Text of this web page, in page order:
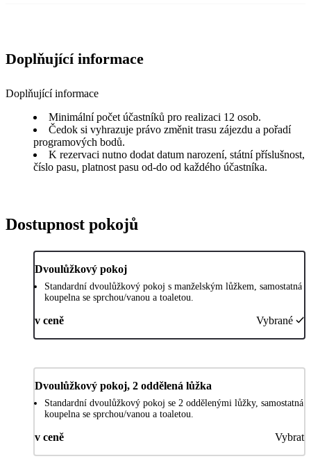
Doplňující informace
Doplňující informace
Minimální počet účastníků pro realizaci 12 osob.
Čedok si vyhrazuje právo změnit trasu zájezdu a pořadí
programových bodů.
K rezervaci nutno dodat datum narození, státní příslušnost,
číslo pasu, platnost pasu od-do od každého účastníka.
Dostupnost pokojů
Dvoulůžkový pokoj
Standardní dvoulůžkový pokoj s manželským lůžkem, samostatná
koupelna se sprchou/vanou a toaletou.
v ceně Vybrané
Dvoulůžkový pokoj, 2 oddělená lůžka
Standardní dvoulůžkový pokoj se 2 oddělenými lůžky, samostatná
koupelna se sprchou/vanou a toaletou.
v ceně Vybrat